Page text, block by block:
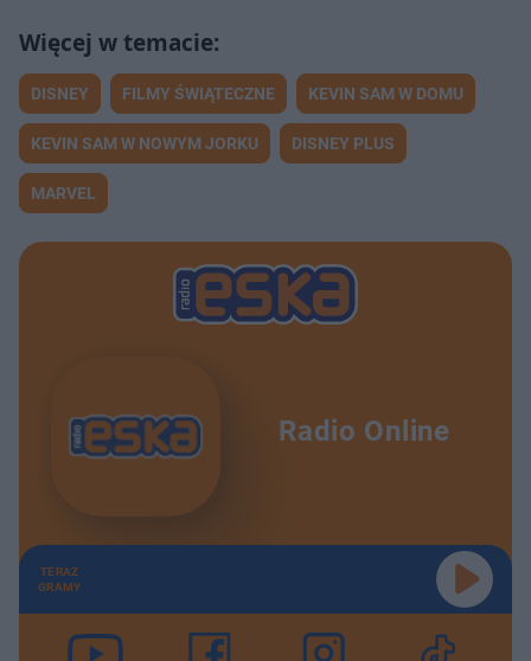
DISNEY FILMY ŚWIĄTECZNE KEVIN SAM W DOMU
KEVIN SAM W NOWYM JORKU DISNEY PLUS
MARVEL
Radio Online
TERAZ
GRAMY